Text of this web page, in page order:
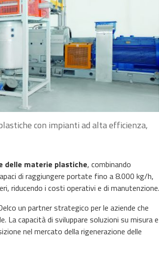
con impianti ad alta efficienza,
delle materie plastiche, combinando
di raggiungere portate fino a 8.000 kg/h,
riducendo i costi operativi e di manutenzione.
un partner strategico per le aziende che
La capacità di sviluppare soluzioni su misura e
nel mercato della rigenerazione delle